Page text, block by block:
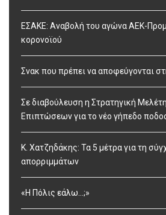
ΕΣΑΚΕ: Αναβολή του αγώνα ΑΕΚ-
κορονοϊού
Σνακ που πρέπει να αποφεύγονται
Σε διαβούλευση η Στρατηγική
Επιπτώσεων για το νέο γήπεδο
Κ. Χατζηδάκης: Τα 5 μέτρα για τη
απορριμμάτων
«Η Πόλις εάλω…;»